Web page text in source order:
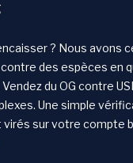
? Nous avons
des espèces en
du OG contre
Une simple
sur votre compte